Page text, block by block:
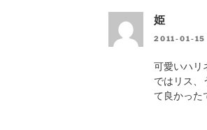
姫
2011-01-
可愛いハリ
ではリス、
て良かった